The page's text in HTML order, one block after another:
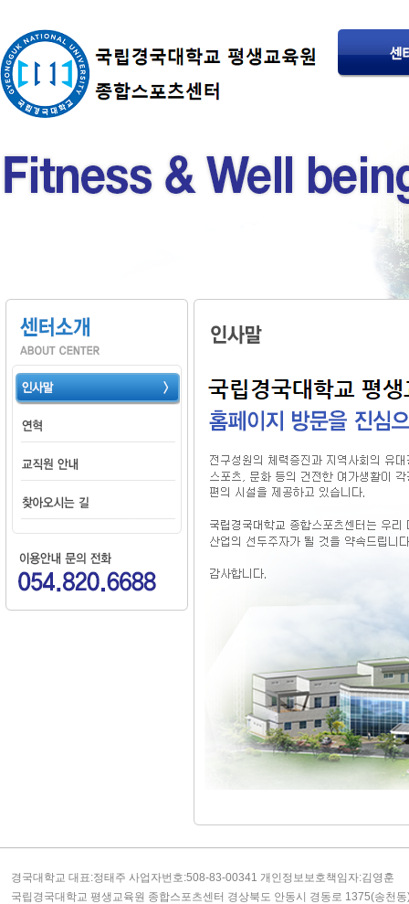
경국대학교 대표:정태주 사업자번호:508-83-00341 개인정보보호책임자:김영훈
국립경국대학교 평생교육원 종합스포츠센터 경상북도 안동시 경동로 1375(송천